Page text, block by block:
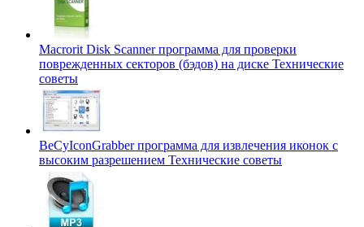
Macrorit Disk Scanner программа для проверки
поврежденных секторов (бэдов) на диске Технические
советы
BeCyIconGrabber программа для извлечения иконок с
высоким разрешением Технические советы